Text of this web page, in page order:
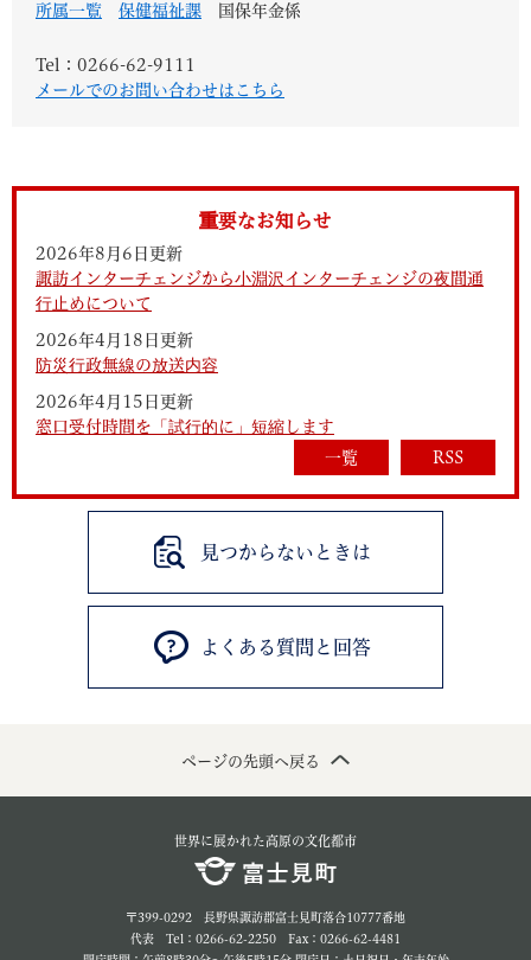
所属一覧 保健福祉課 国保年金係
Tel：0266-62-9111
メールでのお問い合わせはこちら
重要なお知らせ
2026年8月6日更新
諏訪インターチェンジから小淵沢インターチェンジの夜間通
行止めについて
2026年4月18日更新
防災行政無線の放送内容
2026年4月15日更新
窓口受付時間を「試行的に」短縮します
一覧
RSS
見つからないときは
よくある質問と回答
ページの先頭へ戻る
世界に展かれた高原の文化都市
〒399-0292 長野県諏訪郡富士見町落合10777番地
代表 Tel：0266-62-2250 Fax：0266-62-4481